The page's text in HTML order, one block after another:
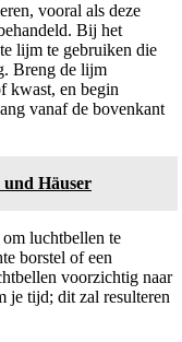
vooral als deze
Bij het
lijm te gebruiken die
Breng de lijm
kwast, en begin
vanaf de bovenkant
Häuser
luchtbellen te
borstel of een
voorzichtig naar
je tijd; dit zal resulteren